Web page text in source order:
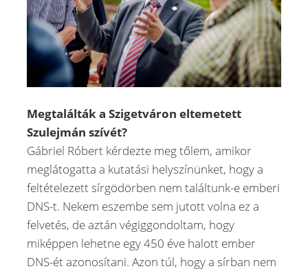
Megtalálták a Szigetváron eltemetett
Szulejmán szívét?
Gábriel Róbert kérdezte meg tőlem, amikor
meglátogatta a kutatási helyszínünket, hogy a
feltételezett sírgödörben nem találtunk-e emberi
DNS-t. Nekem eszembe sem jutott volna ez a
felvetés, de aztán végiggondoltam, hogy
miképpen lehetne egy 450 éve halott ember
DNS-ét azonosítani. Azon túl, hogy a sírban nem